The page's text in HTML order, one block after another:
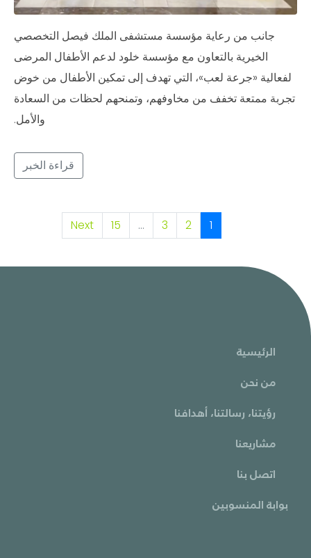
جانب من رعاية مؤسسة مستشفى الملك فيصل التخصصي
الخيرية بالتعاون مع مؤسسة خلود لدعم الأطفال المرضى
لفعالية «جرعة لعب»، التي تهدف إلى تمكين الأطفال من خوض
تجربة ممتعة تخفف من مخاوفهم، وتمنحهم لحظات من السعادة
والأمل.
قراءة الخبر
1
2
3
...
15
Next
الرئيسية
من نحن
رؤيتنا، رسالتنا، أهدافنا
مشاريعنا
اتصل بنا
بوابة المنسوبين